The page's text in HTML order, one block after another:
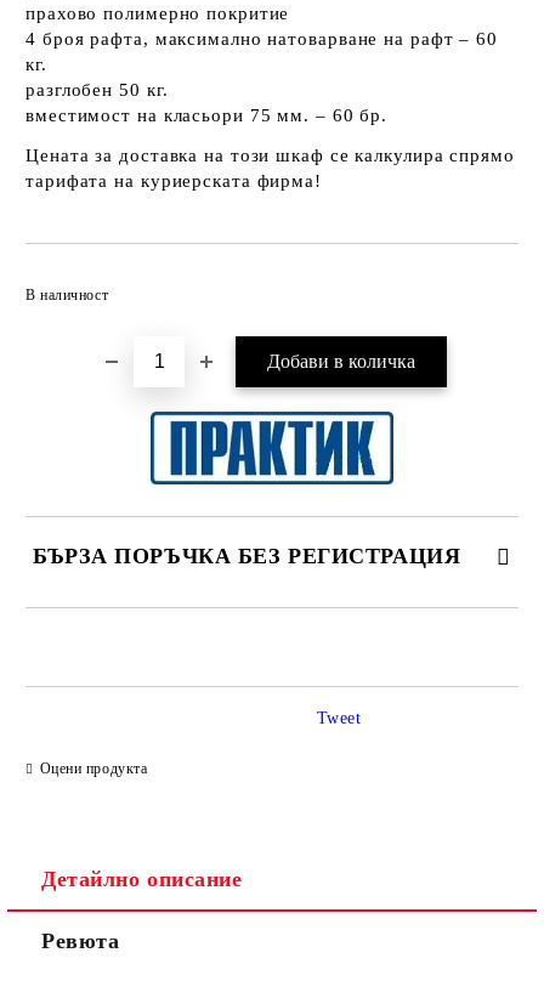
прахово полимерно покритие
4 броя рафта, максимално натоварване на рафт – 60
кг.
разглобен 50 кг.
вместимост на класьори 75 мм. – 60 бр.
Цената за доставка на този шкаф се калкулира спрямо
тарифата на куриерската фирма!
В наличност
БЪРЗА ПОРЪЧКА БЕЗ РЕГИСТРАЦИЯ
Оцени продукта
Tweet
Детайлно описание
Ревюта